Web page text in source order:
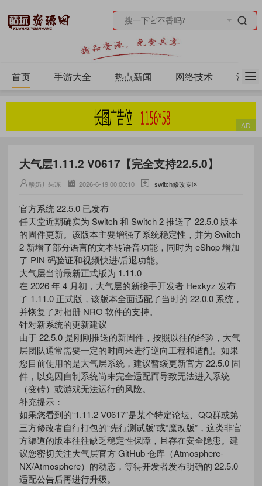
首页 手游大全 热点新闻 网络技术 源码
大气层1.11.2 V0617【完全支持22.5.0】
酸奶丿果冻 2026-6-19 00:00:10 switch修改专区
官方系统 22.5.0 已发布
任天堂近期确实为 Switch 和 Switch 2 推送了 22.5.0 版本
的固件更新。该版本主要增强了系统稳定性，并为 Switch
2 新增了部分语言的文本转语音功能，同时为 eShop 增加
了 PIN 码验证和视频快进/后退功能。
大气层当前最新正式版为 1.11.0
在 2026 年 4 月初，大气层的新接手开发者 Hexkyz 发布
了 1.11.0 正式版，该版本全面适配了当时的 22.0.0 系统，
并恢复了对相册 NRO 软件的支持。
针对新系统的更新建议
由于 22.5.0 是刚刚推送的新固件，按照以往的经验，大气
层团队通常需要一定的时间来进行逆向工程和适配。如果
您目前使用的是大气层系统，建议暂缓更新官方 22.5.0 固
件，以免因自制系统尚未完全适配而导致无法进入系统
（变砖）或游戏无法运行的风险。
补充提示：
如果您看到的“1.11.2 V0617”是某个特定论坛、QQ群或第
三方修改者自行打包的“先行测试版”或“魔改版”，这类非官
方渠道的版本往往缺乏稳定性保障，且存在安全隐患。建
议您密切关注大气层官方 GitHub 仓库（Atmosphere-
NX/Atmosphere）的动态，等待开发者发布明确的 22.5.0
适配公告后再进行升级。